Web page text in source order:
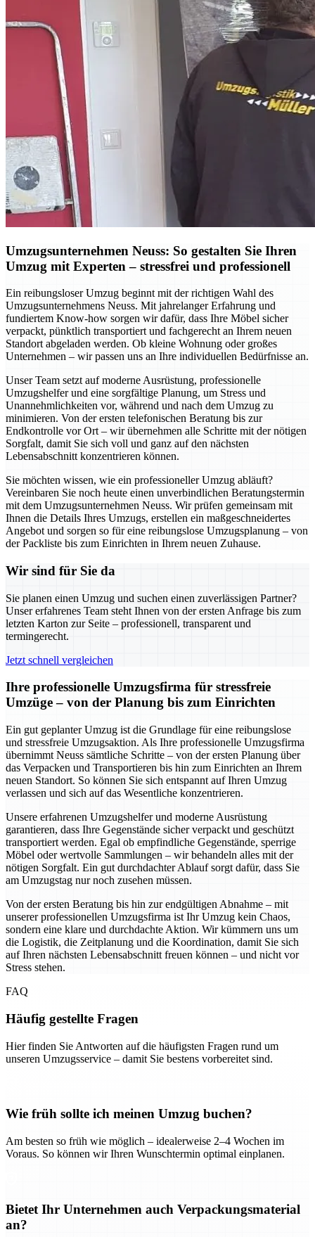
Umzugsunternehmen Neuss: So gestalten Sie Ihren
Umzug mit Experten – stressfrei und professionell
Ein reibungsloser Umzug beginnt mit der richtigen Wahl des
Umzugsunternehmens Neuss. Mit jahrelanger Erfahrung und
fundiertem Know-how sorgen wir dafür, dass Ihre Möbel sicher
verpackt, pünktlich transportiert und fachgerecht an Ihrem neuen
Standort abgeladen werden. Ob kleine Wohnung oder großes
Unternehmen – wir passen uns an Ihre individuellen Bedürfnisse an.
Unser Team setzt auf moderne Ausrüstung, professionelle
Umzugshelfer und eine sorgfältige Planung, um Stress und
Unannehmlichkeiten vor, während und nach dem Umzug zu
minimieren. Von der ersten telefonischen Beratung bis zur
Endkontrolle vor Ort – wir übernehmen alle Schritte mit der nötigen
Sorgfalt, damit Sie sich voll und ganz auf den nächsten
Lebensabschnitt konzentrieren können.
Sie möchten wissen, wie ein professioneller Umzug abläuft?
Vereinbaren Sie noch heute einen unverbindlichen Beratungstermin
mit dem Umzugsunternehmen Neuss. Wir prüfen gemeinsam mit
Ihnen die Details Ihres Umzugs, erstellen ein maßgeschneidertes
Angebot und sorgen so für eine reibungslose Umzugsplanung – von
der Packliste bis zum Einrichten in Ihrem neuen Zuhause.
Wir sind für Sie da
Sie planen einen Umzug und suchen einen zuverlässigen Partner?
Unser erfahrenes Team steht Ihnen von der ersten Anfrage bis zum
letzten Karton zur Seite – professionell, transparent und
termingerecht.
Jetzt schnell vergleichen
Ihre professionelle Umzugsfirma für stressfreie
Umzüge – von der Planung bis zum Einrichten
Ein gut geplanter Umzug ist die Grundlage für eine reibungslose
und stressfreie Umzugsaktion. Als Ihre professionelle Umzugsfirma
übernimmt Neuss sämtliche Schritte – von der ersten Planung über
das Verpacken und Transportieren bis hin zum Einrichten an Ihrem
neuen Standort. So können Sie sich entspannt auf Ihren Umzug
verlassen und sich auf das Wesentliche konzentrieren.
Unsere erfahrenen Umzugshelfer und moderne Ausrüstung
garantieren, dass Ihre Gegenstände sicher verpackt und geschützt
transportiert werden. Egal ob empfindliche Gegenstände, sperrige
Möbel oder wertvolle Sammlungen – wir behandeln alles mit der
nötigen Sorgfalt. Ein gut durchdachter Ablauf sorgt dafür, dass Sie
am Umzugstag nur noch zusehen müssen.
Von der ersten Beratung bis hin zur endgültigen Abnahme – mit
unserer professionellen Umzugsfirma ist Ihr Umzug kein Chaos,
sondern eine klare und durchdachte Aktion. Wir kümmern uns um
die Logistik, die Zeitplanung und die Koordination, damit Sie sich
auf Ihren nächsten Lebensabschnitt freuen können – und nicht vor
Stress stehen.
FAQ
Häufig gestellte Fragen
Hier finden Sie Antworten auf die häufigsten Fragen rund um
unseren Umzugsservice – damit Sie bestens vorbereitet sind.
Wie früh sollte ich meinen Umzug buchen?
Am besten so früh wie möglich – idealerweise 2–4 Wochen im
Voraus. So können wir Ihren Wunschtermin optimal einplanen.
Bietet Ihr Unternehmen auch Verpackungsmaterial
an?